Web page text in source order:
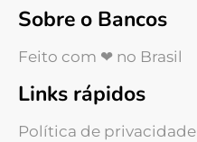
Sobre o Bancos
Feito com ❤ no Brasil
Links rápidos
Política de privacidade